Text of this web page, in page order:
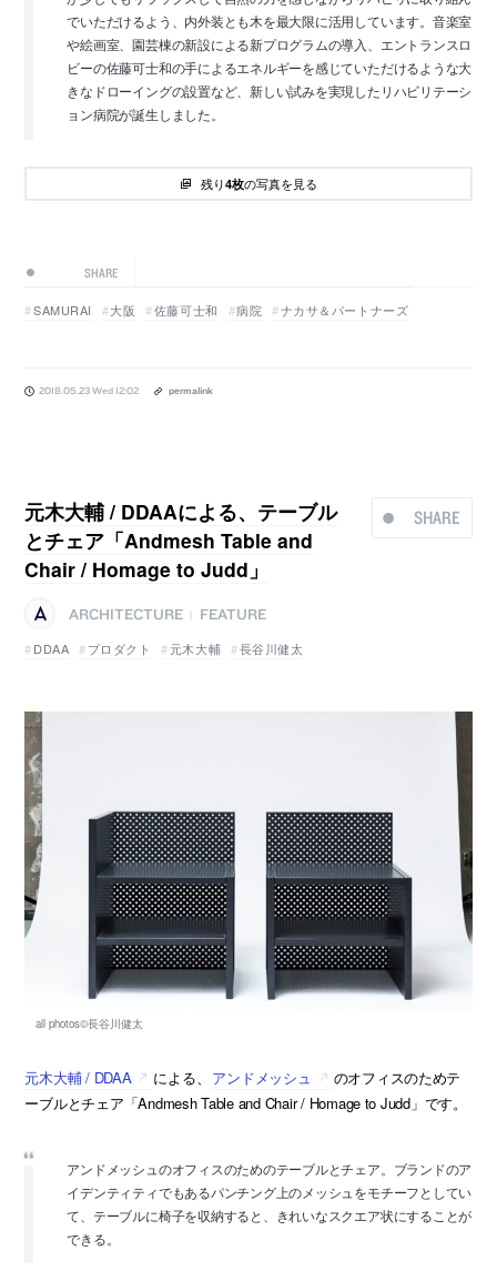
でいただけるよう、内外装とも木を最大限に活用しています。音楽室
や絵画室、園芸棟の新設による新プログラムの導入、エントランスロ
ビーの佐藤可士和の手によるエネルギーを感じていただけるような大
きなドローイングの設置など、新しい試みを実現したリハビリテーシ
ョン病院が誕生しました。
残り4枚の写真を見る
SHARE
SAMURAI 大阪 佐藤可士和 病院 ナカサ＆パートナーズ
2018.05.23 Wed 12:02 permalink
SHARE
元木大輔 / DDAAによる、テーブル
とチェア「Andmesh Table and
Chair / Homage to Judd」
ARCHITECTURE
FEATURE
DDAA
プロダクト 元木大輔 長谷川健太
元木大輔 / DDAA による、 アンドメッシュ
のオフィスのためテ
ーブルとチェア「Andmesh Table and Chair / Homage to Judd」です。
アンドメッシュのオフィスのためのテーブルとチェア。ブランドのア
イデンティティでもあるパンチング上のメッシュをモチーフとしてい
て、テーブルに椅子を収納すると、きれいなスクエア状にすることが
できる。